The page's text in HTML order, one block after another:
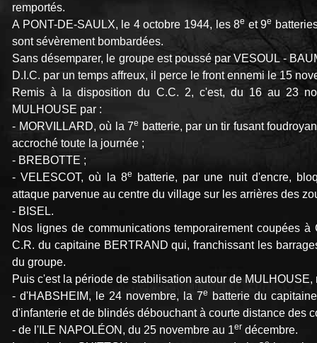
remportés.
A PONT-DE-SAULX, le 4 octobre 1944, les 8e et 9e
sont sévèrement bombardées.
Sans désemparer, le groupe est poussé par VESOUL -
D.I.C. par un temps affreux, il perce le front ennemi le 15
Remis à la disposition du C.C. 2, c'est, du 16 au 23
MULHOUSE par :
- MORVILLARD, où la 7e batterie, par un tir fusant
accroché toute la journée ;
- BREBOTTE ;
- VELESCOT, où la 8e
batterie, par une nuit d'encre,
attaque parvenue au centre du village sur les arrières des
- BISEL.
Nos lignes de communications temporairement coupées
C.R. du capitaine BERTRAND qui, franchissant les
du groupe.
Puis c'est la période de stabilisation autour de MULHOUSE,
- d'HABSHEIM, le 24 novembre, la 7e batterie du
d'infanterie et de blindés débouchant à courte distance des
- de l'ILE NAPOLÉON, du 25 novembre au 1er décembre.